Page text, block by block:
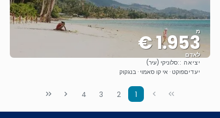
מ
1.953 €
לאדם
יציאה ::סלוניקי (עיר)
יעדיםפוקט · אי קו סאמוי · בנגקוק
1
2
3
4